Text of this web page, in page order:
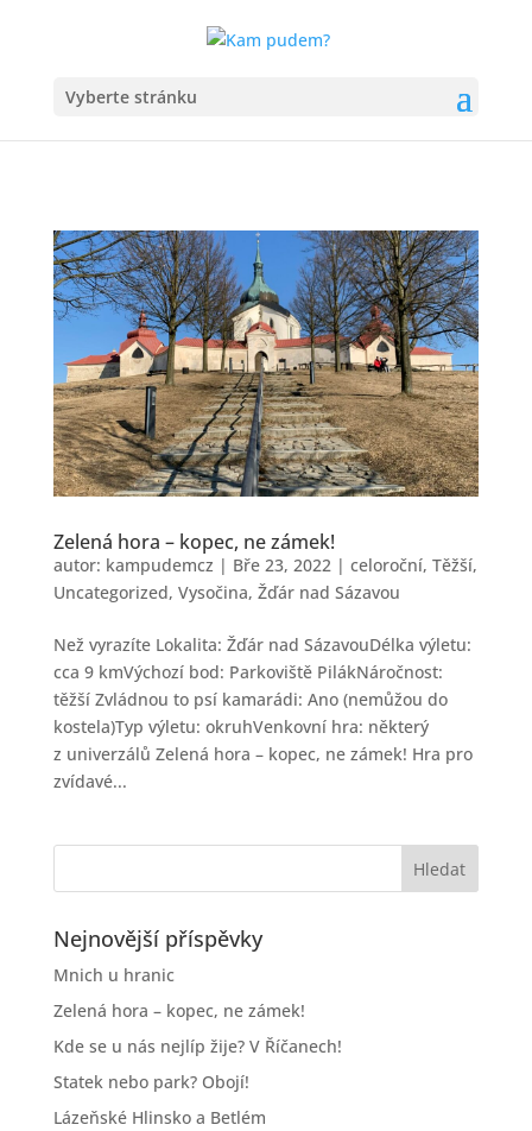
Vyberte stránku
Zelená hora – kopec, ne zámek!
autor: kampudemcz | Bře 23, 2022| celoroční, Těžší,
Uncategorized, Vysočina, Žďár nad Sázavou
Než vyrazíte Lokalita: Žďár nad SázavouDélka výletu:
cca 9 kmVýchozí bod: Parkoviště PilákNáročnost:
těžší Zvládnou to psí kamarádi: Ano (nemůžou do
kostela)Typ výletu: okruhVenkovní hra: některý
z univerzálů Zelená hora – kopec, ne zámek! Hra pro
zvídavé...
Nejnovější příspěvky
Mnich u hranic
Zelená hora – kopec, ne zámek!
Kde se u nás nejlíp žije? V Říčanech!
Statek nebo park? Obojí!
Lázeňské Hlinsko a Betlém